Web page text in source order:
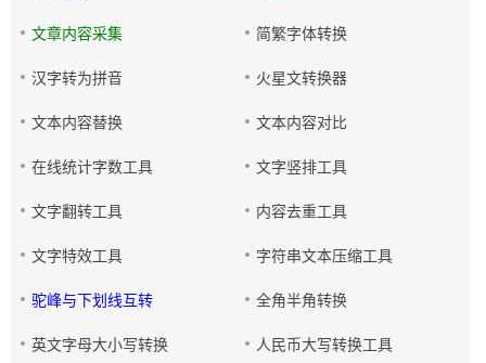
文章内容采集 简繁字体转换
汉字转为拼音 火星文转换器
文本内容替换 文本内容对比
在线统计字数工具 文字竖排工具
文字翻转工具 内容去重工具
文字特效工具 字符串文本压缩工具
驼峰与下划线互转 全角半角转换
英文字母大小写转换 人民币大写转换工具